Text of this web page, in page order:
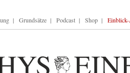
Grundsätze Podcast Shop